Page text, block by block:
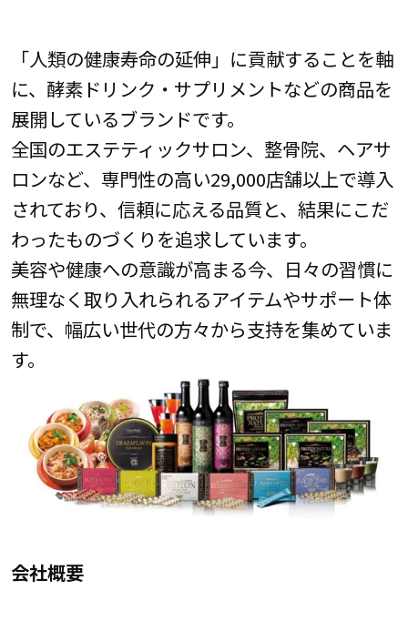
「人類の健康寿命の延伸」に貢献することを軸
に、酵素ドリンク・サプリメントなどの商品を
展開しているブランドです。
全国のエステティックサロン、整骨院、ヘアサ
ロンなど、専門性の高い29,000店舗以上で導入
されており、信頼に応える品質と、結果にこだ
わったものづくりを追求しています。
美容や健康への意識が高まる今、日々の習慣に
無理なく取り入れられるアイテムやサポート体
制で、幅広い世代の方々から支持を集めていま
す。
会社概要